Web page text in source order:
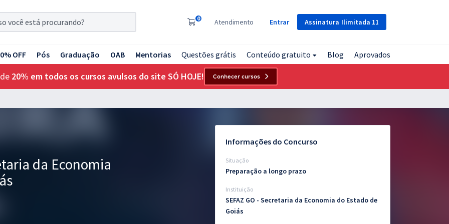
Assinatura Ilimitada 11
0 Atendimento Entrar
OFF Pós Graduação OAB Mentorias Questões grátis Conteúdo gratuito Blog Aprovados
20% em todos os cursos avulsos do site SÓ HOJE! Conhecer cursos
da Economia
Informações do Concurso
Situação
Preparação a longo prazo
Instituição
SEFAZ GO - Secretaria da Economia do Estado de
Goiás